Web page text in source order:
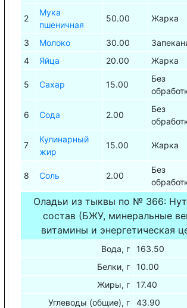
2
Мука
пшеничная
50.00 Жарка
3 Молоко 30.00
4
Яйца 20.00 Жарка
5 Сахар 15.00
Без
6 Сода 2.00
Без
7
Кулинарный
жир
15.00 Жарка
8 Соль 2.00
Без
Оладьи из тыквы по № 366:
состав (БЖУ, минеральные
витамины и энергетическая
Вода, г
163.50
Белки, г
10.00
Жиры, г
17.40
Углеводы (общие), г
43.90